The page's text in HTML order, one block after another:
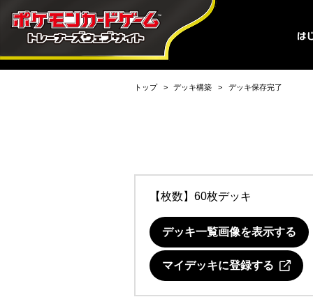
トップ デッキ構築 デッキ保存完了
【枚数】60枚デッキ
デッキ一覧画像を表示する
マイデッキに登録する